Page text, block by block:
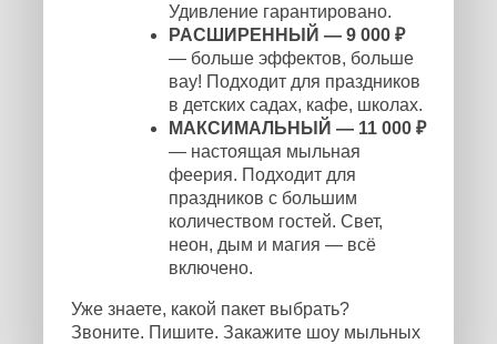
Удивление гарантировано.
РАСШИРЕННЫЙ — 9 000 ₽
— больше эффектов, больше
вау! Подходит для праздников
в детских садах, кафе, школах.
МАКСИМАЛЬНЫЙ — 11 000 ₽
— настоящая мыльная
феерия. Подходит для
праздников с большим
количеством гостей. Свет,
неон, дым и магия — всё
включено.
Уже знаете, какой пакет выбрать?
Звоните. Пишите. Закажите шоу мыльных